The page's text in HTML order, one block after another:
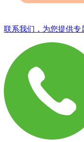
联系我们，为您提供专